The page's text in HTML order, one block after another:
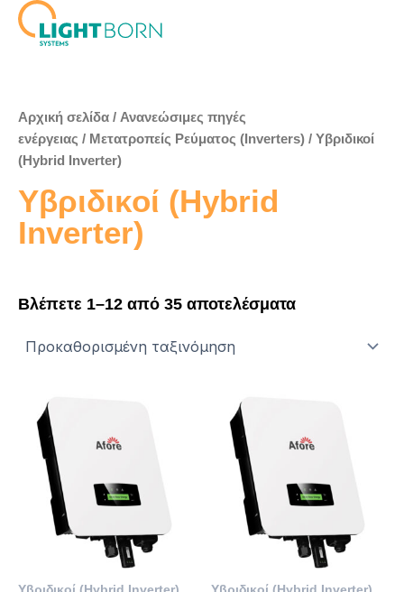
Μετάβαση
στο
Αρχική σελίδα / Ανανεώσιμες πηγές
ενέργειας / Μετατροπείς Ρεύματος (Inverters) / Υβριδικοί
(Hybrid Inverter)
Υβριδικοί (Hybrid
Inverter)
Βλέπετε 1–12 από 35 αποτελέσματα